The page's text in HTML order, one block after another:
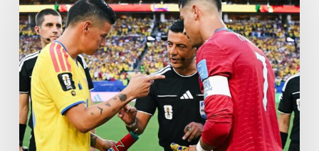
Portugal
empataron
0-
0
en
el
Hard
Rock
Stadium